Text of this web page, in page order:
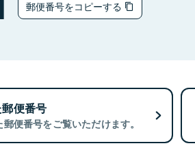
郵便番号をコピーする
便番号
便番号をご覧いただけます。